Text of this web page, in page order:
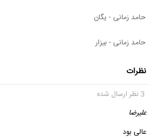
حامد زمانی - یگان
حامد زمانی - بیزار
نظرات
3 نظر ارسال شده
علیرضا
عالی بود